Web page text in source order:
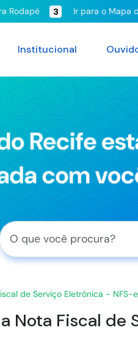
Rodapé 3 Ir para o Mapa
Institucional
de Serviço Eletrônica - NFS-e
Nota Fiscal de